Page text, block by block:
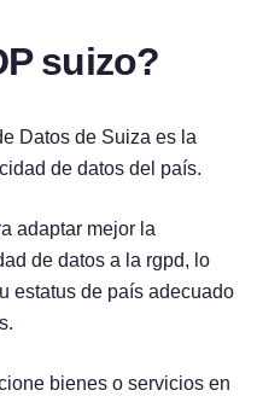
suizo?
Datos de Suiza es la
de datos del país.
adaptar mejor la
de datos a la rgpd, lo
estatus de país adecuado
bienes o servicios en